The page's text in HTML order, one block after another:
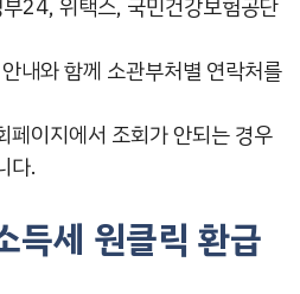
24, 위택스, 국민건강보험공단
내와 함께 소관부처별 연락처를
페이지에서 조회가 안되는 경우
다.
득세 원클릭 환급